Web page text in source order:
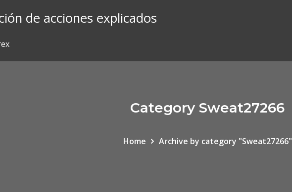
de acciones explicados
Category Sweat27266
Home Archive by category "Sweat27266"